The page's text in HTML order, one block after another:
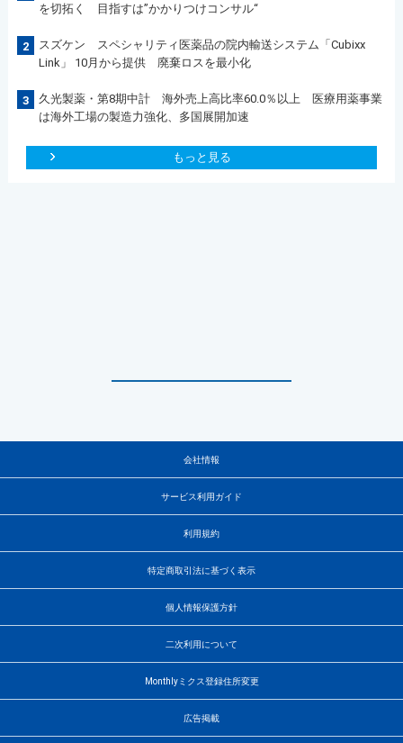
を切拓く 目指すは”かかりつけコンサル“
2
スズケン スペシャリティ医薬品の院内輸送システム「Cubixx
Link」 10月から提供 廃棄ロスを最小化
3
久光製薬・第8期中計 海外売上高比率60.0％以上 医療用薬事業
は海外工場の製造力強化、多国展開加速
もっと見る
会社情報
サービス利用ガイド
利用規約
特定商取引法に基づく表示
個人情報保護方針
二次利用について
Monthlyミクス登録住所変更
広告掲載